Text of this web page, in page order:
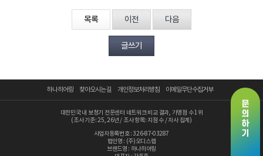
목록 이전 다음
글쓰기
하나히어링 찾아오시는 길 개인정보처리방침 이메일무단수집거부
대한민국 내 보청기 전문센터 네트워크 비교 결과, 가맹점 수 1위
(조사 기준: 25, 26년 / 조사 항목: 지점 수 / 자사 집계)
사업자등록번호 : 326-87-03287
법인명 : (주)오디스랩
브랜드명 : 하나히어링